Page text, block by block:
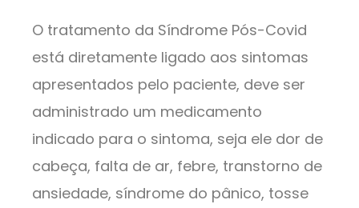
O tratamento da Síndrome Pós-Covid
está diretamente ligado aos sintomas
apresentados pelo paciente, deve ser
administrado um medicamento
indicado para o sintoma, seja ele dor de
cabeça, falta de ar, febre, transtorno de
ansiedade, síndrome do pânico, tosse